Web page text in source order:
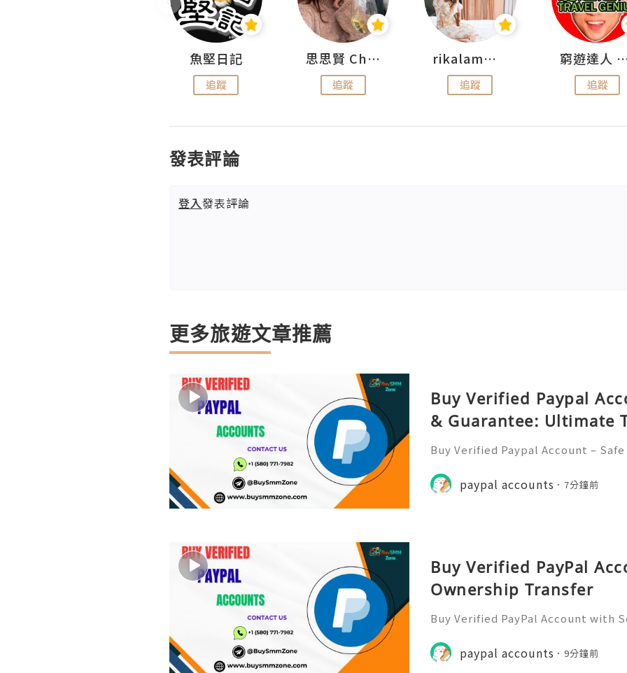
魚堅日記
追蹤
思思賢 ChillMyBabe
追蹤
rikalammm
追蹤
窮遊達人
追蹤
發表評論
登入發表評論
更多旅遊文章推薦
Buy Verified Paypal
& Guarantee: Ultimate
Buy Verified Paypal Account –
ut worried about safety and
any people want a secu
paypal accounts 7分鐘前
Buy Verified PayPal
Ownership Transfer
Buy Verified PayPal Account with
vel? Buying a verified PayPal
other, safer payments
paypal accounts 9分鐘前